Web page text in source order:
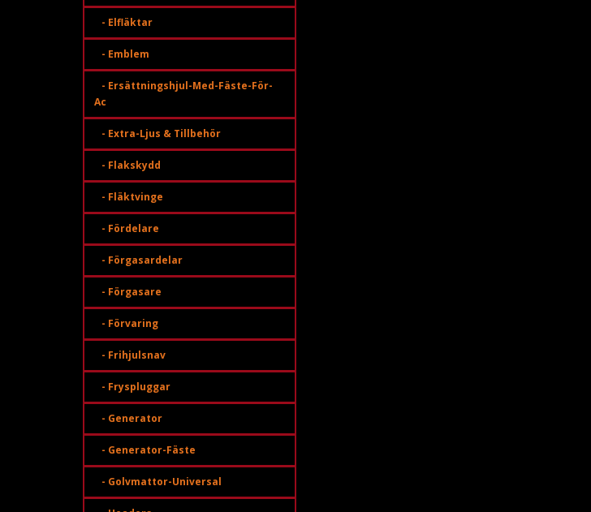
- Elfläktar
- Emblem
- Ersättningshjul-Med-Fäste-För-
Ac
- Extra-Ljus & Tillbehör
- Flakskydd
- Fläktvinge
- Fördelare
- Förgasardelar
- Förgasare
- Förvaring
- Frihjulsnav
- Fryspluggar
- Generator
- Generator-Fäste
- Golvmattor-Universal